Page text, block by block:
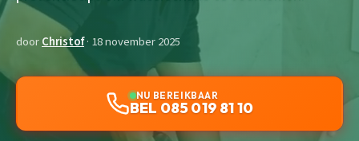
doorChristof· 18 november 2025
NU BEREIKBAAR
BEL 085 019 81 10